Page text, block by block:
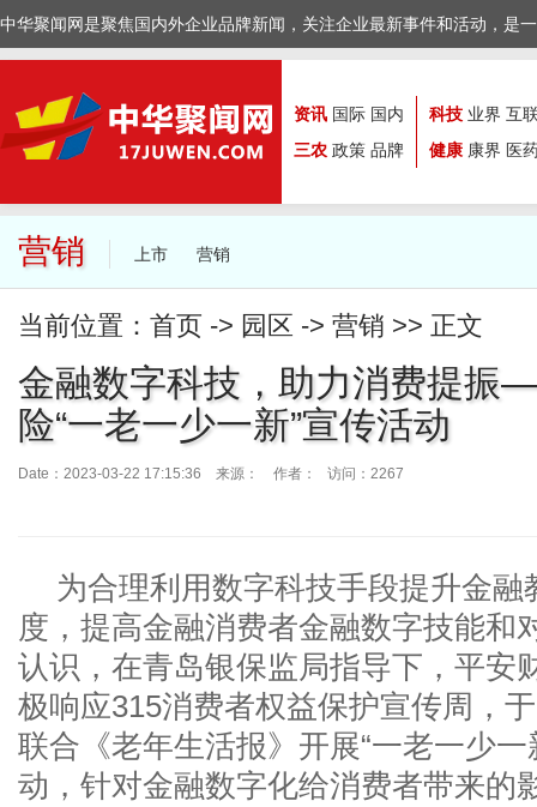
中华聚闻网是聚焦国内外企业品牌新闻，关注企业最新事件和活动，是
资讯 国际 国内
三农 政策 品牌
科技 业界 互
健康 康界 医
营销 上市 营销
当前位置： 首页 -> 园区 -> 营销 >> 正文
金融数字科技，助力消费提振
险“一老一少一新”宣传活动
Date：2023-03-22 17:15:36 来源： 作者： 访问：2267
为合理利用数字科技手段提升金融
度，提高金融消费者金融数字技能和
认识，在青岛银保监局指导下，平安
极响应315消费者权益保护宣传周，
联合《老年生活报》开展“一老一少一
动，针对金融数字化给消费者带来的